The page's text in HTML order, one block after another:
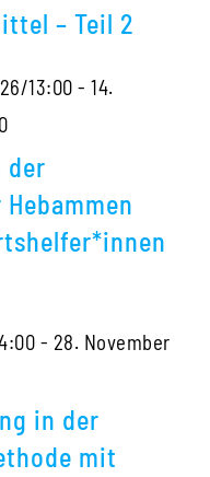
– Teil 2
13:00 -14.
der
- 28. November
in der
mit